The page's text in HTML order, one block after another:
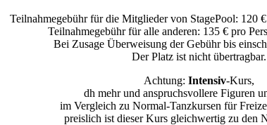
Teilnahmegebühr für die Mitglieder von StagePool: 120
Teilnahmegebühr für alle anderen: 135 € pro
Bei Zusage Überweisung der Gebühr bis
Der Platz ist nicht übertragbar.
Achtung: Intensiv-Kurs,
dh mehr und anspruchsvollere Figuren
im Vergleich zu Normal-Tanzkursen für
preislich ist dieser Kurs gleichwertig zu den